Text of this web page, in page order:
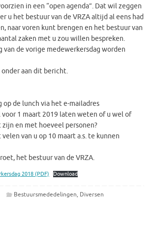
in een “open agenda”. Dat wil zeggen
u het bestuur van de VRZA altijd al eens had
naar voren kunt brengen en het bestuur van
zaken met u zou willen bespreken.
van de vorige medewerkersdag worden
aan dit bericht.
de lunch via het e-mailadres
voor 1 maart 2019 laten weten of u wel of
en met hoeveel personen?
van u op 10 maart a.s. te kunnen
het bestuur van de VRZA.
2018 (PDF) Download
Bestuursmededelingen, Diversen